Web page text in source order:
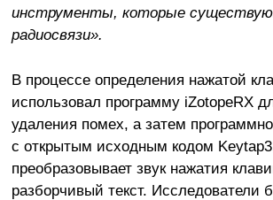
инструменты, которые
радиосвязи».
В процессе определения нажатой
использовал программу iZotopeRX
удаления помех, а затем
с открытым исходным кодом
преобразовывает звук нажатия
разборчивый текст. Исследователи